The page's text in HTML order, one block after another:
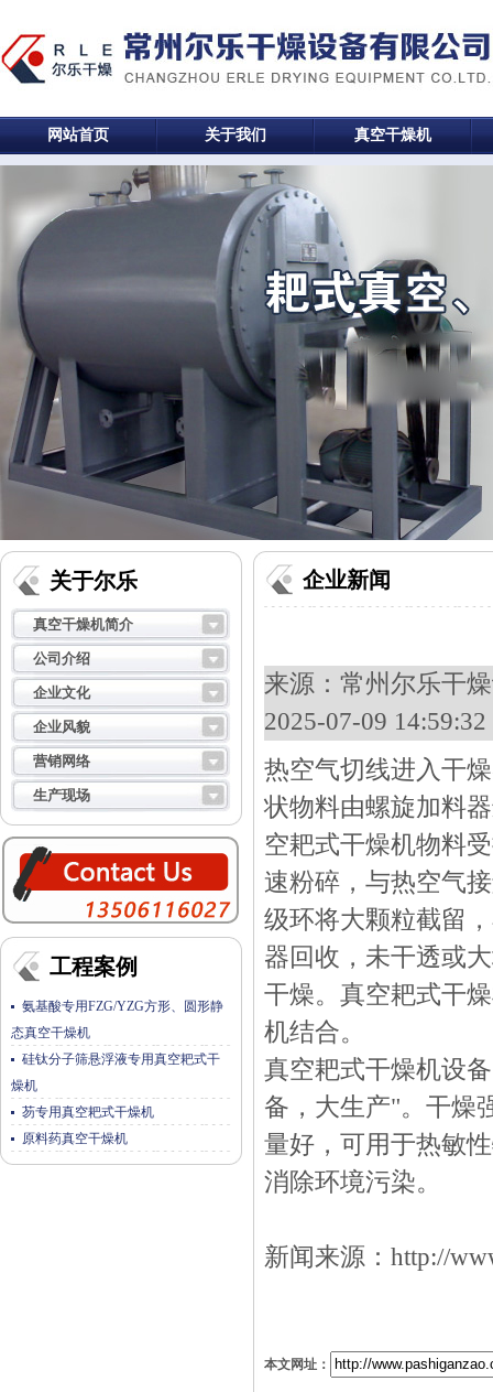
网站首页 关于我们 真空干燥机
关于尔乐
真空干燥机简介
公司介绍
企业文化
企业风貌
营销网络
生产现场
工程案例
氨基酸专用FZG/YZG方形、圆形静
态真空干燥机
硅钛分子筛悬浮液专用真空耙式干
燥机
芴专用真空耙式干燥机
原料药真空干燥机
企业新闻
来源： 常州尔乐干
2025-07-09
热空气切线进入干
状物料由螺旋加料
空耙式干燥机物料
速粉碎，与热空气
级环将大颗粒截留
器回收，未干透或
干燥。真空耙式干
机结合。
真空耙式干燥机设
备，大生产"。干燥
量好，可用于热敏
消除环境污染。
新闻来源： http://
本文网址：